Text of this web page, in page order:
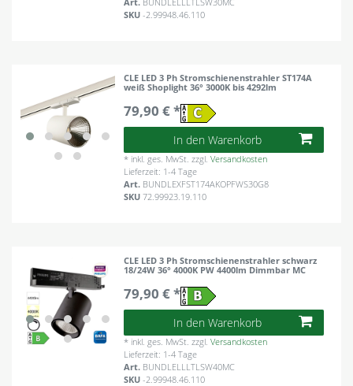
SKU-2.99948.46.110
CLE LED 3 Ph Stromschienenstrahler ST174A
weiß Shoplight 36° 3000K bis 4292lm
79,90 € *
In den Warenkorb
* inkl. ges. MwSt. zzgl.Versandkosten
Lieferzeit: 1-4 Tage
Art. BUNDLEXFST174AKOPFWS30G8
SKU72.99923.19.110
CLE LED 3 Ph Stromschienenstrahler schwarz
18/24W 36° 4000K PW 4400lm Dimmbar MC
79,90 € *
In den Warenkorb
* inkl. ges. MwSt. zzgl.Versandkosten
Lieferzeit: 1-4 Tage
Art. BUNDLELLLTLSW40MC
SKU-2.99948.46.110